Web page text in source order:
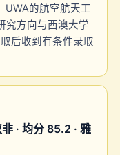
UWA的航空航天工
究方向与西澳大学
后收到有条件录取
· 均分 85.2 · 雅